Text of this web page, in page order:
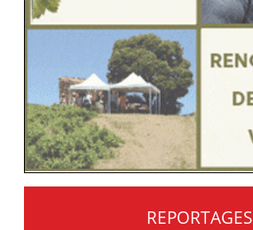
REPORTAGES